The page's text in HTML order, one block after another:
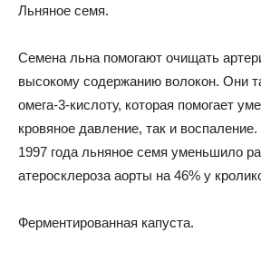
Льняное семя.
Семена льна помогают очищать
высокому содержанию волокон. Они
омега-3-кислоту, которая помогает
кровяное давление, так и
1997 года льняное семя уменьшило
атеросклероза аорты на 46% у
Ферментированная капуста.